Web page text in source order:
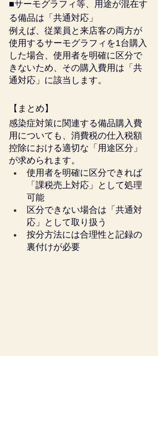
■サーモグラフィ等、用途が混在す
る備品は「共通対応」
例えば、従業員と来店客の両方が
使用するサーモグラフィを1台購入
した場合、使用者を明確に区分で
きないため、その購入費用は「共
通対応」に該当します。
【まとめ】
感染症対策に関連する備品購入費
用についても、消費税の仕入税額
控除における適切な「用途区分」
が求められます。
使用者を明確に区分できれば
「課税売上対応」として処理
可能
区分できない場合は「共通対
応」として取り扱う
按分方法には合理性と記録の
裏付けが必要